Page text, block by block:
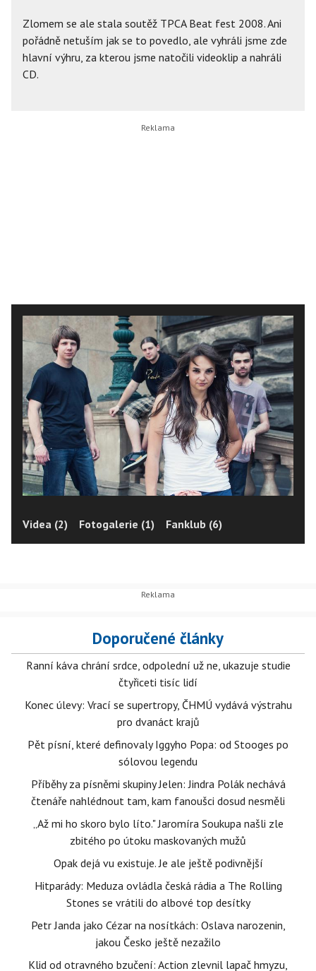
Zlomem se ale stala soutěž TPCA Beat fest 2008. Ani
pořádně netuším jak se to povedlo, ale vyhráli jsme zde
hlavní výhru, za kterou jsme natočili videoklip a nahráli
CD.
Videa (2) Fotogalerie (1) Fanklub (6)
Doporučené články
Ranní káva chrání srdce, odpolední už ne, ukazuje studie
čtyřiceti tisíc lidí
Konec úlevy: Vrací se supertropy, ČHMÚ vydává výstrahu
pro dvanáct krajů
Pět písní, které definovaly Iggyho Popa: od Stooges po
sólovou legendu
Příběhy za písněmi skupiny Jelen: Jindra Polák nechává
čtenáře nahlédnout tam, kam fanoušci dosud nesměli
„Až mi ho skoro bylo líto." Jaromíra Soukupa našli zle
zbitého po útoku maskovaných mužů
Opak dejá vu existuje. Je ale ještě podivnější
Hitparády: Meduza ovládla česká rádia a The Rolling
Stones se vrátili do albové top desítky
Petr Janda jako Cézar na nosítkách: Oslava narozenin,
jakou Česko ještě nezažilo
Klid od otravného bzučení: Action zlevnil lapač hmyzu,